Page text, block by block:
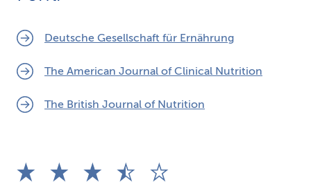
allenamenti intensivi.
Deutsche Gesellschaft für Ernährung
The American Journal of Clinical Nutrition
The British Journal of Nutrition